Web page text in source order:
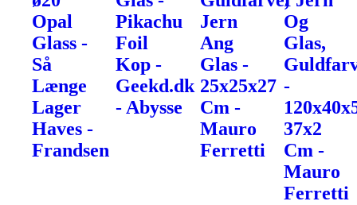
Opal
Glass -
Så
Længe
Lager
Haves -
Frandsen
Pikachu
Foil
Kop -
Geekd.dk
- Abysse
Jern
Ang
Glas -
25x25x27
Cm -
Mauro
Ferretti
Og
Glas,
-
37x2
Cm -
Mauro
Ferretti